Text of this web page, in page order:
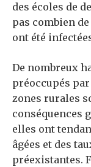
des écoles de
pas combien
ont été
De nombreux
préoccupés
zones rurales
conséquences
elles ont
âgées et des
préexistantes.